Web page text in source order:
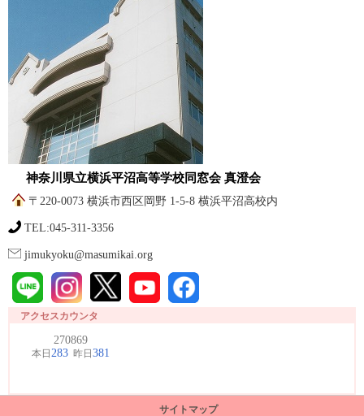
神奈川県立横浜平沼高等学校同窓会 真澄会
〒220-0073 横浜市西区岡野 1-5-8 横浜平沼高校内
TEL:045-311-3356
jimukyoku@masumikai.org
アクセスカウンタ
サイトマップ